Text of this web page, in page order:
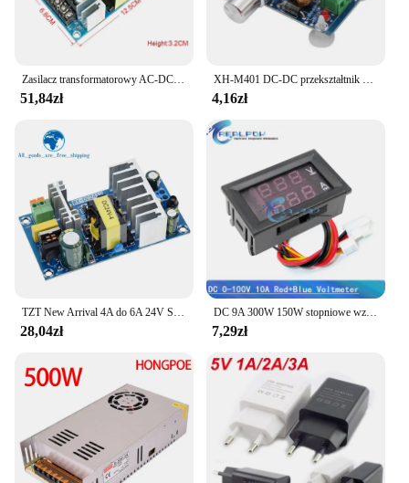
Zasilacz transformatorowy AC-DC 85-265V do 12V 24V 36V 48V Step Down 1A 2A 4A 6A 7A 9A Moduł zasilania impulsowego Bare Board
51,84zł
XH-M401 DC-DC przekształtnik Buck moduł zasilania XL4016E1 PWM regulowane 4-40V do 1.25-36V Step Down Board 8A 200W
4,16zł
TZT New Arrival 4A do 6A 24V Stabilny zasilacz impulsowy o dużej mocy 100W Transformator modułu zasilania AC DC Hurtownia
28,04zł
DC 9A 300W 150W stopniowe wzmacnianie konwertera obniżania Buck moduł zasilający DC 0-100V 10A woltomierz cyfrowy amperomierz Dual Dual Dual
7,29zł